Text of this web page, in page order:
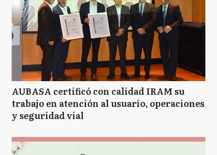
AUBASA certificó con calidad IRAM su
trabajo en atención al usuario, operaciones
y seguridad vial